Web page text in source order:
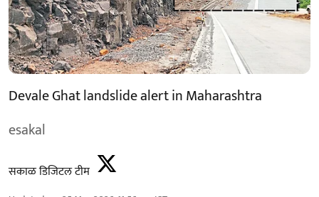
Devale Ghat landslide alert in Maharashtra
esakal
सकाळ डिजिटल टीम